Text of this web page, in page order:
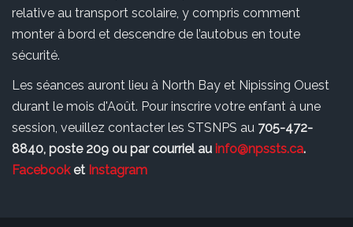
relative au transport scolaire, y compris comment
monter à bord et descendre de l’autobus en toute
sécurité.
Les séances auront lieu à North Bay et Nipissing Ouest
durant le mois d'Août. Pour inscrire votre enfant à une
session, veuillez contacter les STSNPS au 705-472-
8840, poste 209 ou par courriel au info@npssts.ca.
Facebooket Instagram